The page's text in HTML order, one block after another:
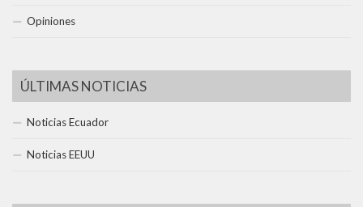
Opiniones
ÚLTIMAS NOTICIAS
Noticias Ecuador
Noticias EEUU